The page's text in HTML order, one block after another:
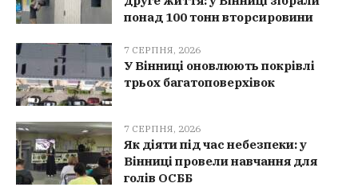
понад 100 тонн вторсировини
7 СЕРПНЯ, 2026
У Вінниці оновлюють покрівлі
трьох багатоповерхівок
7 СЕРПНЯ, 2026
Як діяти під час небезпеки: у
Вінниці провели навчання для
голів ОСББ